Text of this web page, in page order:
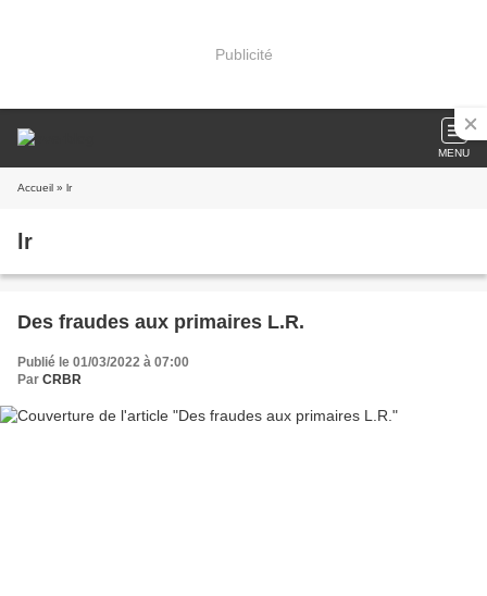
Publicité
MENU
Accueil » lr
lr
Des fraudes aux primaires L.R.
Publié le 01/03/2022 à 07:00
Par CRBR